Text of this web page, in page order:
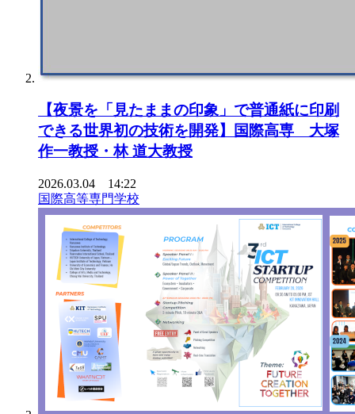
【夜景を「見たままの印象」で普通紙に印刷
できる世界初の技術を開発】国際高専 大塚
作一教授・林 道大教授
2026.03.04 14:22
国際高等専門学校